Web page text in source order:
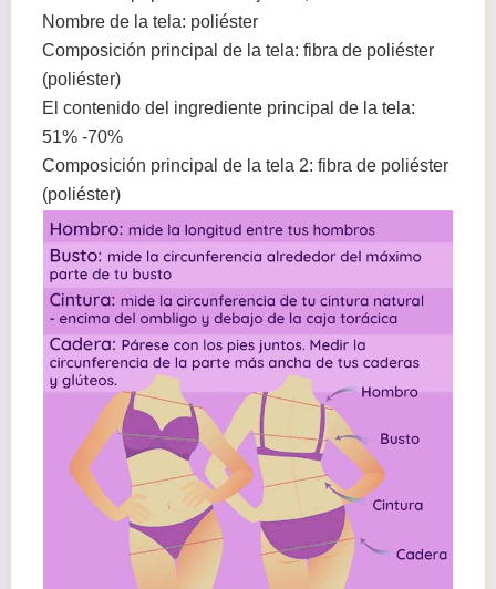
Nombre de la tela: poliéster
Composición principal de la tela: fibra de poliéster
(poliéster)
El contenido del ingrediente principal de la tela:
51% -70%
Composición principal de la tela 2: fibra de poliéster
(poliéster)